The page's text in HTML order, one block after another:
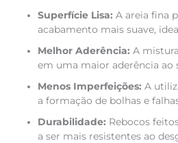
Superfície Lisa: A areia fina
acabamento mais suave,
Melhor Aderência: A
em uma maior aderência ao
Menos Imperfeições: A
a formação de bolhas e
Durabilidade: Rebocos
a ser mais resistentes ao